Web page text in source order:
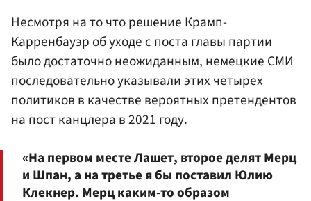
Несмотря на то что решение Крамп-
Карренбауэр об уходе с поста главы партии
было достаточно неожиданным, немецкие СМИ
последовательно указывали этих четырех
политиков в качестве вероятных претендентов
на пост канцлера в 2021 году.
«На первом месте Лашет, второе делят Мерц
и Шпан, а на третье я бы поставил Юлию
Клекнер. Мерц каким-то образом